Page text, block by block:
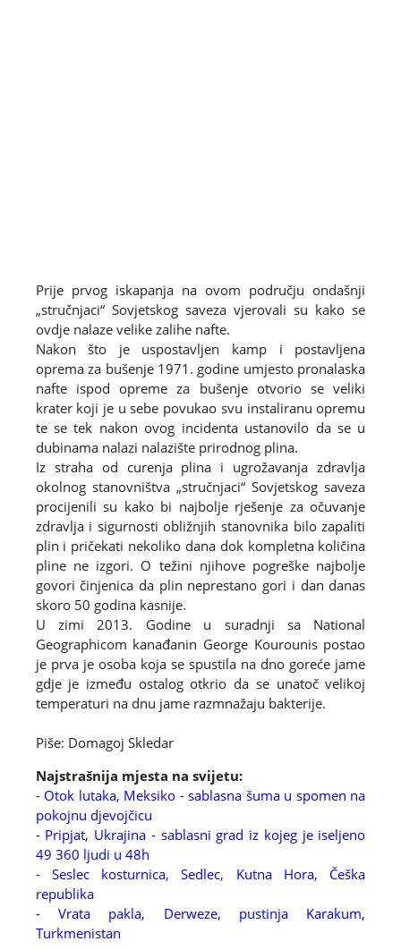
Prije prvog iskapanja na ovom području ondašnji
„stručnjaci“ Sovjetskog saveza vjerovali su kako se
ovdje nalaze velike zalihe nafte.
Nakon što je uspostavljen kamp i postavljena
oprema za bušenje 1971. godine umjesto pronalaska
nafte ispod opreme za bušenje otvorio se veliki
krater koji je u sebe povukao svu instaliranu opremu
te se tek nakon ovog incidenta ustanovilo da se u
dubinama nalazi nalazište prirodnog plina.
Iz straha od curenja plina i ugrožavanja zdravlja
okolnog stanovništva „stručnjaci“ Sovjetskog saveza
procijenili su kako bi najbolje rješenje za očuvanje
zdravlja i sigurnosti obližnjih stanovnika bilo zapaliti
plin i pričekati nekoliko dana dok kompletna količina
pline ne izgori. O težini njihove pogreške najbolje
govori činjenica da plin neprestano gori i dan danas
skoro 50 godina kasnije.
U zimi 2013. Godine u suradnji sa National
Geographicom kanađanin George Kourounis postao
je prva je osoba koja se spustila na dno goreće jame
gdje je između ostalog otkrio da se unatoč velikoj
temperaturi na dnu jame razmnažaju bakterije.
Piše: Domagoj Skledar
Najstrašnija mjesta na svijetu:
- Otok lutaka, Meksiko - sablasna šuma u spomen na
pokojnu djevojčicu
- Pripjat, Ukrajina - sablasni grad iz kojeg je iseljeno
49 360 ljudi u 48h
- Seslec kosturnica, Sedlec, Kutna Hora, Češka
republika
- Vrata pakla, Derweze, pustinja Karakum,
Turkmenistan